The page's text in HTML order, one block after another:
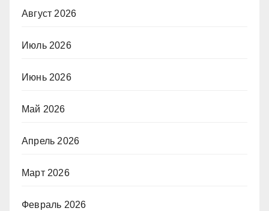
Август 2026
Июль 2026
Июнь 2026
Май 2026
Апрель 2026
Март 2026
Февраль 2026